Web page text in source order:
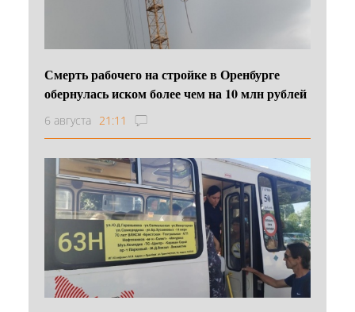
Смерть рабочего на стройке в Оренбурге
обернулась иском более чем на 10 млн рублей
6 августа 21:11